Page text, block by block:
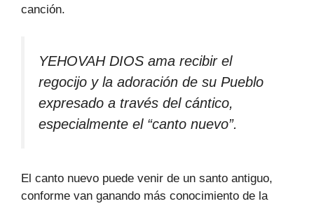
canción.
YEHOVAH DIOS ama recibir el
regocijo y la adoración de su Pueblo
expresado a través del cántico,
especialmente el “canto nuevo”.
El canto nuevo puede venir de un santo antiguo,
conforme van ganando más conocimiento de la